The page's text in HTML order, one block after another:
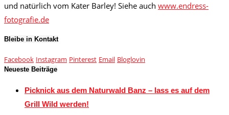
und natürlich vom Kater Barley! Siehe auch www.endress-
fotografie.de
Bleibe in Kontakt
Facebook Instagram Pinterest Email Bloglovin
Neueste Beiträge
Picknick aus dem Naturwald Banz – lass es auf dem
Grill Wild werden!